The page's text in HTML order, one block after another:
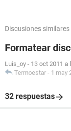
Discusiones similares
Formatear
Luis_oy - 13 oct 2011 a
Termoestar - 1 may
32 respuestas